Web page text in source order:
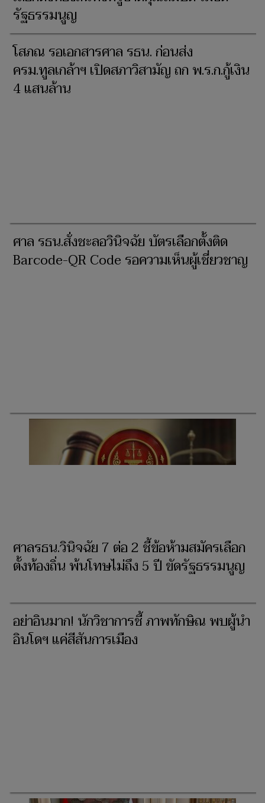
รัฐธรรมนูญ
โสภณ รอเอกสารศาล รธน. ก่อนส่ง
ครม.ทูลเกล้าฯ เปิดสภาวิสามัญ ถก พ.ร.ก.กู้เงิน
4 แสนล้าน
ศาล รธน.สั่งชะลอวินิจฉัย บัตรเลือกตั้งติด
Barcode-QR Code รอความเห็นผู้เชี่ยวชาญ
ศาลรธน.วินิจฉัย 7 ต่อ 2 ชี้ข้อห้ามสมัครเลือก
ตั้งท้องถิ่น พ้นโทษไม่ถึง 5 ปี ขัดรัฐธรรมนูญ